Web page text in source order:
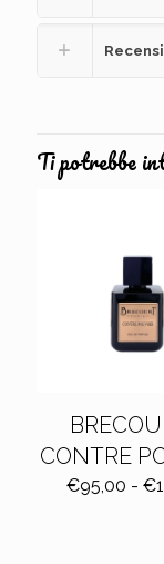
Ti potrebbe
CONTRE
€95,00 - €